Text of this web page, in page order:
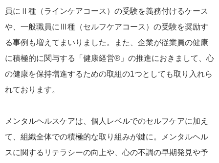
員にⅡ種（ラインケアコース）の受験を義務付けるケース
や、一般職員にⅢ種（セルフケアコース）の受験を奨励す
る事例も増えてまいりました。また、企業が従業員の健康
に積極的に関与する「健康経営®」の推進におきまして、心
の健康を保持増進するための取組の1つとしても取り入れら
れております。
メンタルヘルスケアは、個人レベルでのセルフケアに加え
て、組織全体での積極的な取り組みが鍵に。メンタルヘル
スに関するリテラシーの向上や、心の不調の早期発見や予